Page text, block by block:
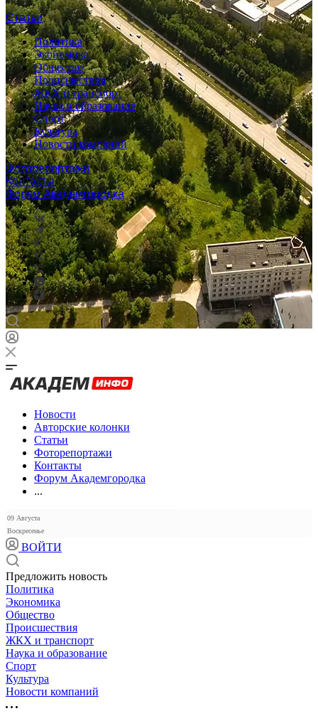
Статьи
Политика
Экономика
Общество
Происшествия
ЖКХ и транспорт
Наука и образование
Спорт
Культура
Новости компаний
Фоторепортажи
Контакты
Форум Академгородка
Новости
Авторские колонки
Статьи
Фоторепортажи
Контакты
Форум Академгородка
...
09 Августа
Воскресенье
ВОЙТИ
Предложить новость
Политика
Экономика
Общество
Происшествия
ЖКХ и транспорт
Наука и образование
Спорт
Культура
Новости компаний